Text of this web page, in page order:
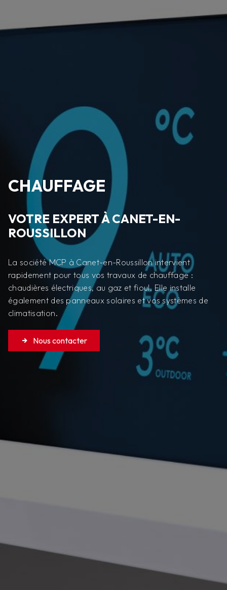
CHAUFFAGE
VOTRE EXPERT À CANET-EN-
ROUSSILLON
La société MCP à Canet-en-Roussillon intervient
rapidement pour tous vos travaux de chauffage :
chaudières électriques, au gaz et fioul. Elle installe
également des panneaux solaires et vos systèmes de
climatisation.
Nous contacter